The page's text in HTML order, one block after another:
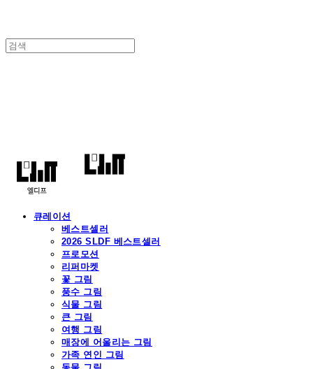
큐레이션
베스트셀러
2026 SLDF 베스트셀러
프로모션
리퍼마켓
꽃 그림
풍수 그림
식물 그림
큰 그림
여행 그림
매장에 어울리는 그림
가족 연인 그림